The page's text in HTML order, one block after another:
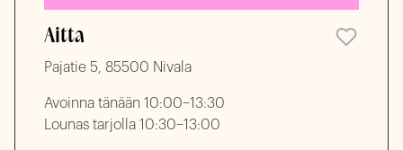
Aitta
Pajatie 5, 85500 Nivala
Avoinna tänään 10:00–13:30
Lounas tarjolla 10:30–13:00